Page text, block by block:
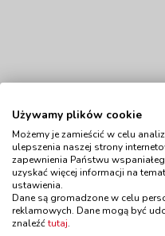
Polecamy
Wyprzedaż!
Używamy plików cookie
Możemy je zamieścić w celu
ulepszenia naszej strony
zapewnienia Państwu
uzyskać więcej informacji na
ustawienia.
Dane są gromadzone w celu
reklamowych. Dane mogą być
znaleźćtutaj.